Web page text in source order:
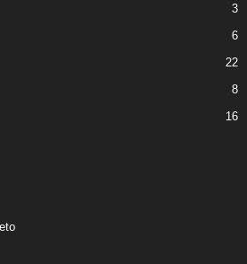
3
6
22
8
16